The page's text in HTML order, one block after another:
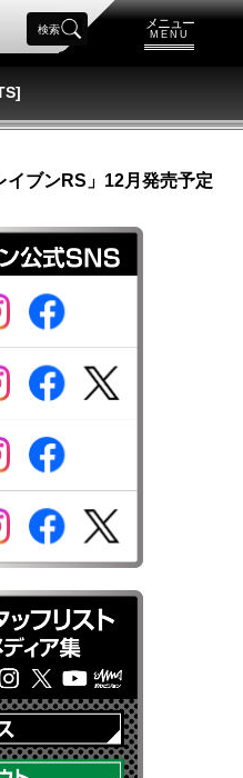
メニュー
MENU
検索
イブンRS」12月発売予定